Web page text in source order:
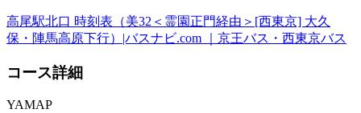
高尾駅北口 時刻表（美32＜霊園正門経由＞[西東京] 大久
保・陣馬高原下行）|バスナビ.com ｜京王バス・西東京バス
コース詳細
YAMAP